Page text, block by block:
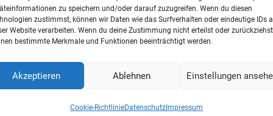
zu speichern und/oder darauf zuzugreifen. Wenn du diesen
zustimmst, können wir Daten wie das Surfverhalten oder eindeutige IDs
Website verarbeiten. Wenn du deine Zustimmung nicht erteilst oder
bestimmte Merkmale und Funktionen beeinträchtigt werden.
Akzeptieren Ablehnen Einstellungen
Cookie-RichtlinieDatenschutzImpressum
gehört zu den rechtlichen Grundaussagen,
strafrechtlichen Semester erfährt.